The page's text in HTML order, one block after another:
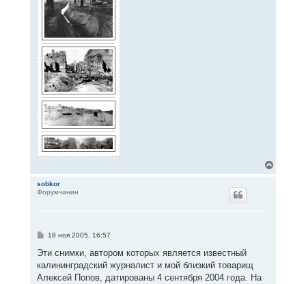
е
sobkor
Форумчанин
С
о
щ
е
18 ноя 2005, 16:57
Эти снимки, автором которых является известный
калининградский журналист и мой близкий товарищ
Алексей Попов, датированы 4 сентября 2004 года. На